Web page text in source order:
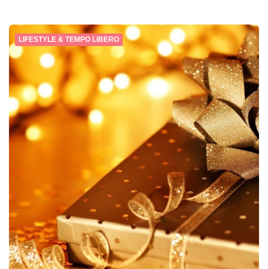
LIFESTYLE & TEMPO LIBERO